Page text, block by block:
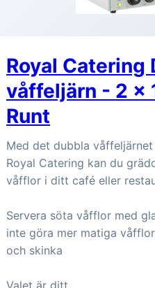
Royal Catering
våffeljärn - 2 x
Runt
Med det dubbla
Royal Catering kan du
våfflor i ditt café eller
Servera söta våfflor med
inte göra mer matiga
och skinka
Valet är ditt